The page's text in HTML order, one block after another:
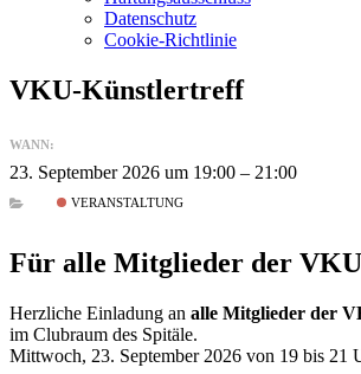
Datenschutz
Cookie-Richtlinie
VKU-Künstlertreff
WANN:
23. September 2026 um 19:00 – 21:00
VERANSTALTUNG
Für alle Mitglieder der
Herzliche Einladung an alle Mitglieder der
im Clubraum des Spitäle.
Mittwoch, 23. September 2026 von 19 bis 21